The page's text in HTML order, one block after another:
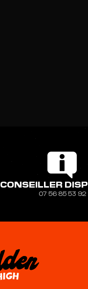
CONSEILLER
07 56 85 53 92